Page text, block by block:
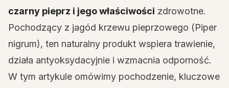
czarny pieprz i jego właściwości zdrowotne.
Pochodzący z jagód krzewu pieprzowego (Piper
nigrum), ten naturalny produkt wspiera trawienie,
działa antyoksydacyjnie i wzmacnia odporność.
W tym artykule omówimy pochodzenie, kluczowe